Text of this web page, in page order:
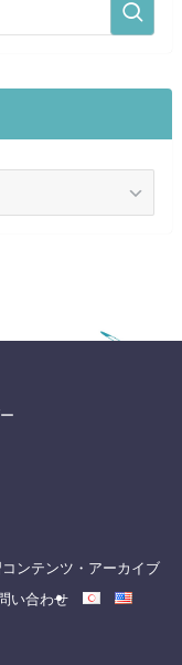
ンテンツ・アーカイブ
い合わせ